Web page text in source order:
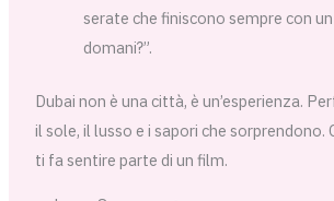
serate che finiscono sempre con
domani?”.
Dubai non è una città, è un’esperienza.
il sole, il lusso e i sapori che sorprendono.
ti fa sentire parte di un film.